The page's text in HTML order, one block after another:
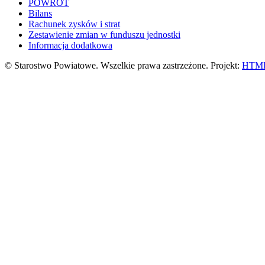
POWRÓT
Bilans
Rachunek zysków i strat
Zestawienie zmian w funduszu jednostki
Informacja dodatkowa
© Starostwo Powiatowe. Wszelkie prawa zastrzeżone. Projekt: